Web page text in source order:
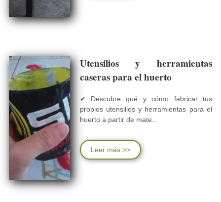
Utensilios y herramientas
caseras para el huerto
✔ Descubre qué y cómo fabricar tus
propios utensilios y herramientas para el
huerto a partir de mate...
Leer más >>